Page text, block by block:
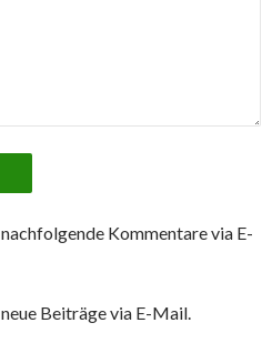
Kommentare via E-
Beiträge via E-Mail.